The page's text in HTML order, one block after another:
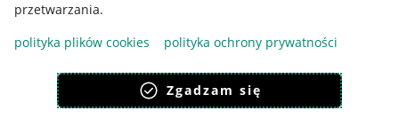
przetwarzania.
polityka plików cookies
polityka ochrony prywatności
Zgadzam się